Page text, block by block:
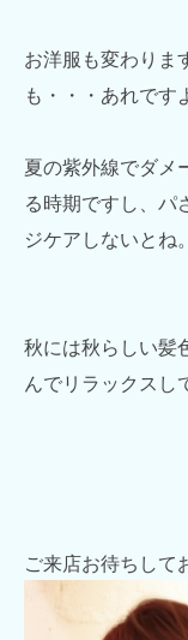
お洋服も変わりま
も・・・あれです
夏の紫外線でダメ
る時期ですし、パ
ジケアしないとね。
秋には秋らしい髪
んでリラックスし
ご来店お待ちして